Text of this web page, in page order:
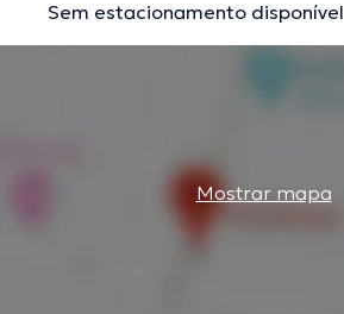
Sem estacionamento disponível
Mostrar mapa